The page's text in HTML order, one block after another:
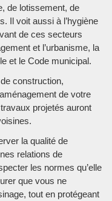
de lotissement, de
Il voit aussi à l’hygiène
de ces secteurs
et l’urbanisme, la
et le Code municipal.
construction,
de votre
projetés auront
la qualité de
relations de
les normes qu’elle
que vous ne
tout en protégeant